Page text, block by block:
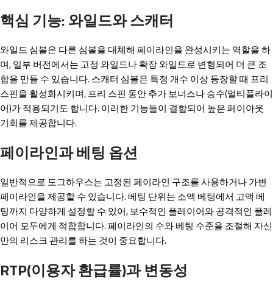
핵심 기능: 와일드와 스캐터
와일드 심볼은 다른 심볼을 대체해 페이라인을 완성시키는 역할을 하
며, 일부 버전에서는 고정 와일드나 확장 와일드로 변형되어 더 큰 조
합을 만들 수 있습니다. 스캐터 심볼은 특정 개수 이상 등장할 때 프리
스핀을 활성화시키며, 프리 스핀 동안 추가 보너스나 승수(멀티플라이
어)가 적용되기도 합니다. 이러한 기능들이 결합되어 높은 페이아웃
기회를 제공합니다.
페이라인과 베팅 옵션
일반적으로 도그하우스는 고정된 페이라인 구조를 사용하거나 가변
페이라인을 제공할 수 있습니다. 베팅 단위는 소액 베팅에서 고액 베
팅까지 다양하게 설정할 수 있어, 보수적인 플레이어와 공격적인 플레
이어 모두에게 적합합니다. 페이라인의 수와 베팅 수준을 조절해 자신
만의 리스크 관리를 하는 것이 중요합니다.
RTP(이용자 환급률)과 변동성